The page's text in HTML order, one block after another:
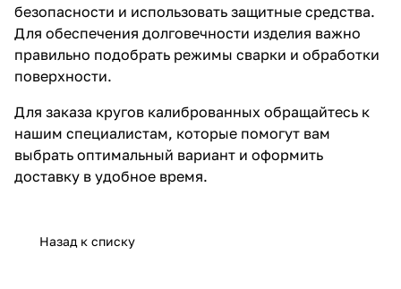
безопасности и использовать защитные средства.
Для обеспечения долговечности изделия важно
правильно подобрать режимы сварки и обработки
поверхности.
Для заказа кругов калиброванных обращайтесь к
нашим специалистам, которые помогут вам
выбрать оптимальный вариант и оформить
доставку в удобное время.
Назад к списку